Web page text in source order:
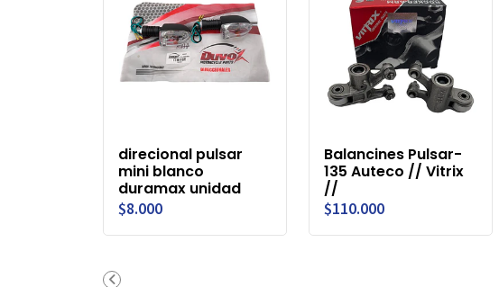
direcional pulsar
mini blanco
duramax unidad
$8.000
Balancines Pulsar-
135 Auteco // Vitrix
//
$110.000